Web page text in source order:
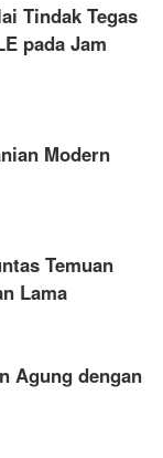
Tindak Tegas
pada Jam
Modern
Temuan
Lama
Agung dengan